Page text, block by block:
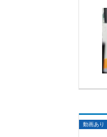
動画あり